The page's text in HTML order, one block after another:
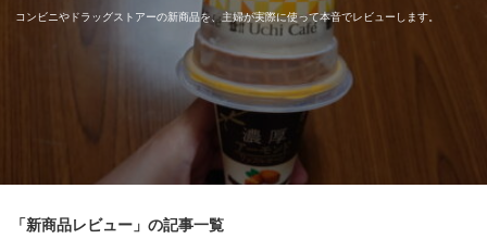
洗濯
コンビニやドラッグストアーの新商品を、主婦が実際に使って本音でレビューします。
「新商品レビュー」の記事一覧